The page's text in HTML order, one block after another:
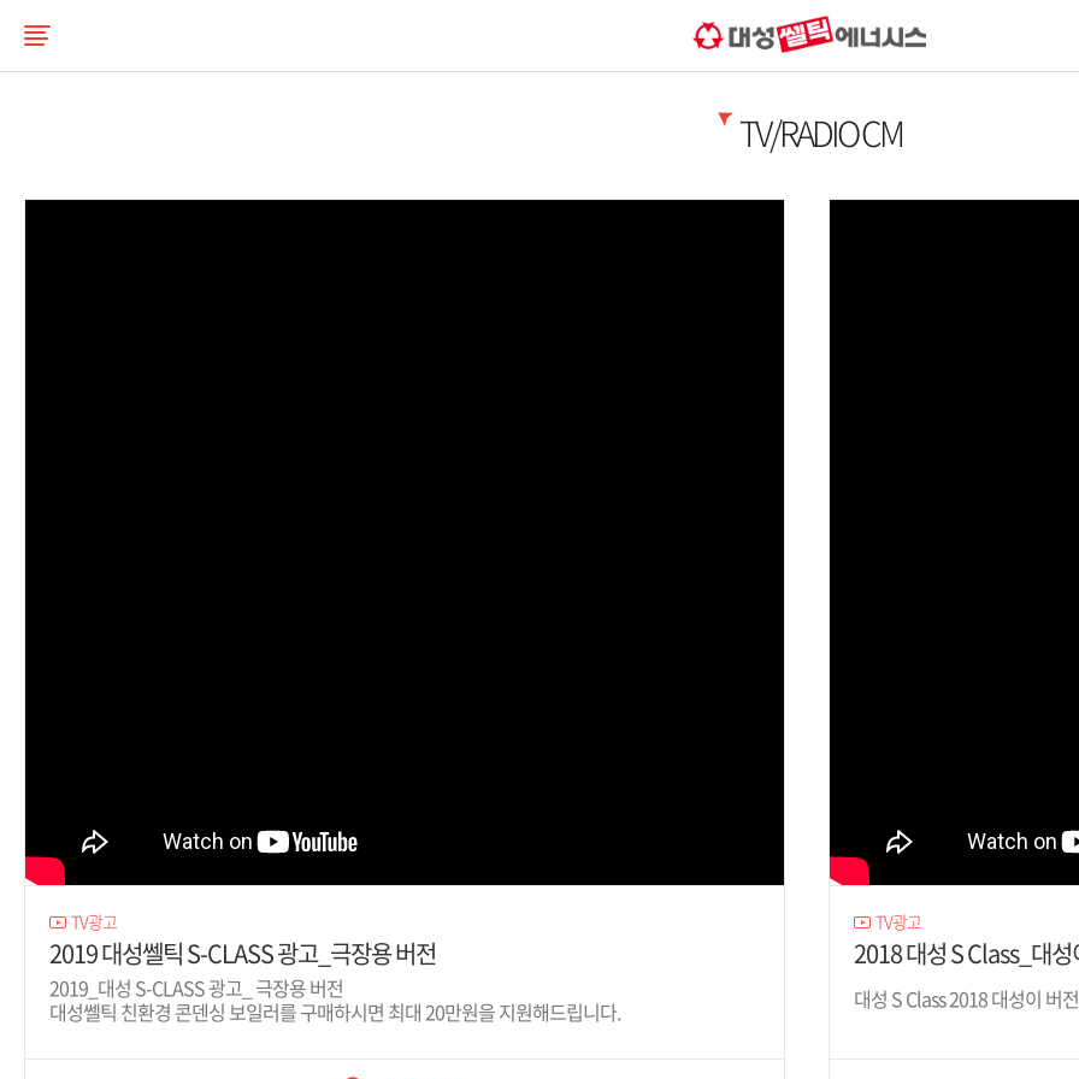
TV/RADIO CM
TV광고
2019 대성쎌틱 S-CLASS 광고_극장용 버전
2019_대성 S-CLASS 광고_ 극장용 버전
대성쎌틱 친환경 콘덴싱 보일러를 구매하시면 최대 20만원을 지원해드립니다.
TV광고
2018 대성 S Class_대성
대성 S Class 2018 대성이 버전